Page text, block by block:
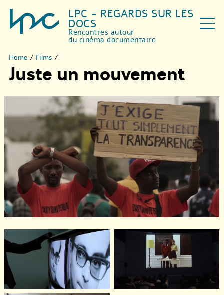
LPC - REGARDS SUR LES
DOCS
Rencontres autour
du cinéma documentaire
Home / Films /
Juste un mouvement